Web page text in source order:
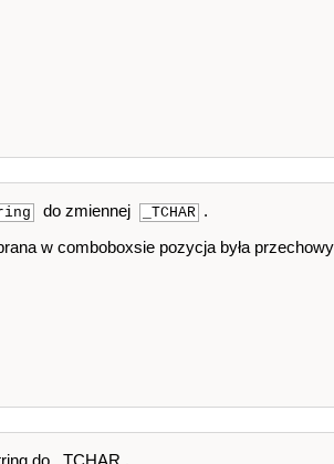
do zmiennej _TCHAR .
w comboboxsie pozycja była